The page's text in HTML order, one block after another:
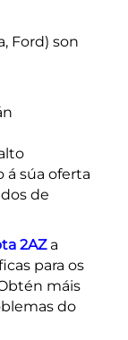
Ford) son
á súa oferta
de
2AZ a
para os
máis
do